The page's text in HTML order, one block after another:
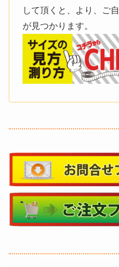
して頂くと、より、ご
が見つかります。